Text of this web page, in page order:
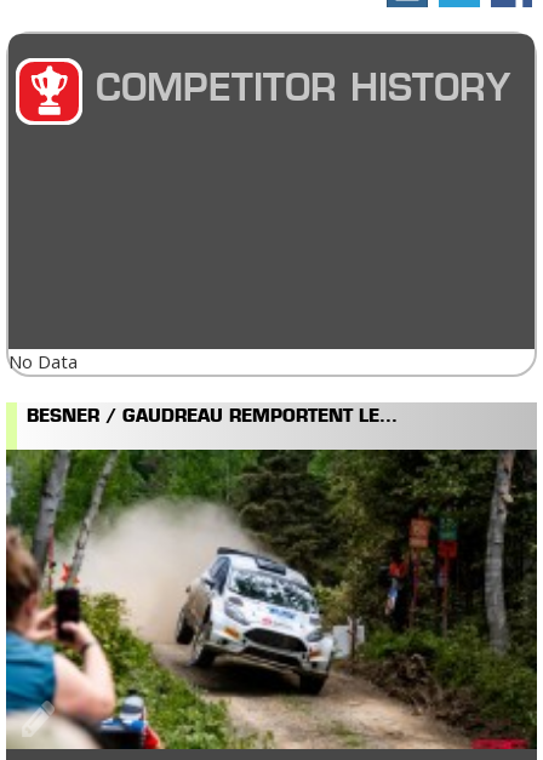
COMPETITOR HISTORY
No Data
BESNER / GAUDREAU REMPORTENT LE...